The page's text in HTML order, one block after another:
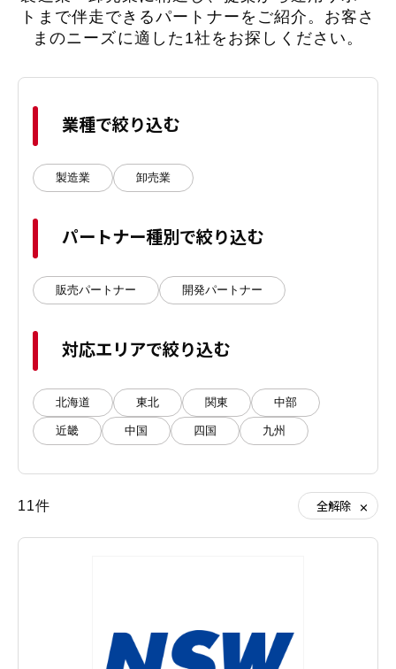
トまで伴走できるパートナーをご紹介。 お客さ
まのニーズに適した1社をお探しください。
業種で絞り込む
製造業 卸売業
パートナー種別で絞り込む
販売パートナー 開発パートナー
対応エリアで絞り込む
北海道 東北 関東 中部
近畿 中国 四国 九州
11件 全解除